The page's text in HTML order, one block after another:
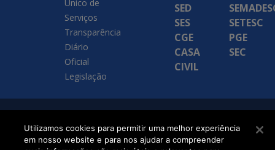
Único de
Serviços
Transparência
Diário
Oficial
Legislação
SED
SES
CGE
CASA
CIVIL
SETESC
PGE
SEC
SETDIG | Secretaria-
Executiva de
Utilizamos cookies para permitir uma melhor experiência
em nosso website e para nos ajudar a compreender